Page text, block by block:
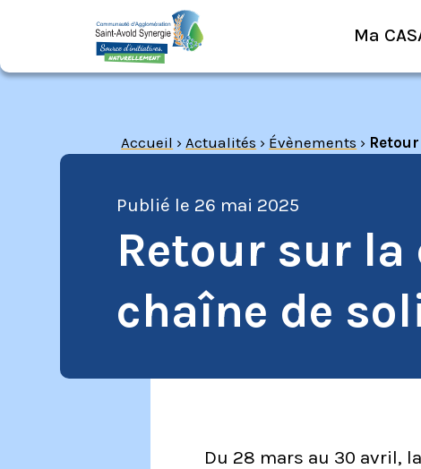
Ma
Accueil ›Actualités › Évènements ›
Publié le 26 mai 2025
Retour sur la
chaîne de
Du 28 mars au 30 avril,